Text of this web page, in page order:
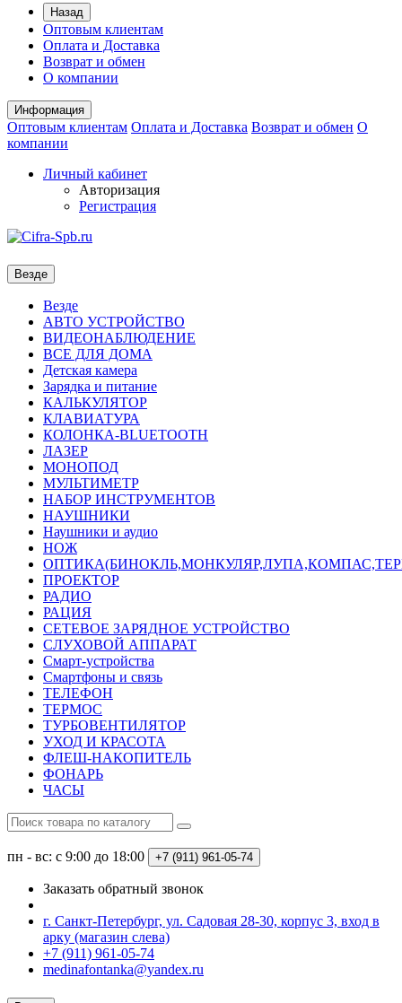
Назад
Оптовым клиентам
Оплата и Доставка
Возврат и обмен
О компании
Информация
Оптовым клиентам Оплата и Доставка Возврат и обмен О
компании
Личный кабинет
Авторизация
Регистрация
Везде
Везде
АВТО УСТРОЙСТВО
ВИДЕОНАБЛЮДЕНИЕ
ВСЕ ДЛЯ ДОМА
Детская камера
Зарядка и питание
КАЛЬКУЛЯТОР
КЛАВИАТУРА
КОЛОНКА-BLUETOOTH
ЛАЗЕР
МОНОПОД
МУЛЬТИМЕТР
НАБОР ИНСТРУМЕНТОВ
НАУШНИКИ
Наушники и аудио
НОЖ
ПРОЕКТОР
РАДИО
РАЦИЯ
СЕТЕВОЕ ЗАРЯДНОЕ УСТРОЙСТВО
СЛУХОВОЙ АППАРАТ
Смарт-устройства
Смартфоны и связь
ТЕЛЕФОН
ТЕРМОС
ТУРБОВЕНТИЛЯТОР
УХОД И КРАСОТА
ФЛЕШ-НАКОПИТЕЛЬ
ФОНАРЬ
ЧАСЫ
пн - вс: с 9:00 до 18:00 +7 (911) 961-05-74
Заказать обратный звонок
г. Санкт-Петербург, ул. Садовая 28-30, корпус 3, вход в
арку (магазин слева)
+7 (911) 961-05-74
medinafontanka@yandex.ru